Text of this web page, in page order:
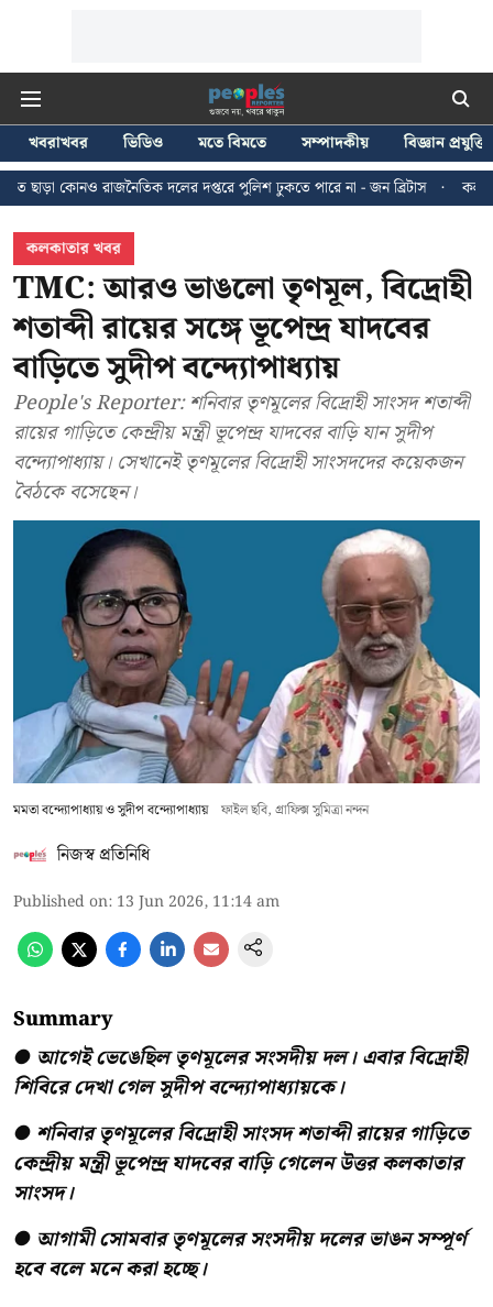
খবরাখবর ভিডিও মতে বিমতে সম্পাদকীয়
বিজ্ঞান প্রযুক্তি
দলের দপ্তরে পুলিশ ঢুকতে পারে না - জন ব্রিটাস
কলকাতায় ২৪ জুলাইয়ের
কলকাতার খবর
TMC: আরও ভাঙলো তৃণমূল, বিদ্রোহী
শতাব্দী রায়ের সঙ্গে ভূপেন্দ্র যাদবের
বাড়িতে সুদীপ বন্দ্যোপাধ্যায়
People's Reporter: শনিবার তৃণমূলের বিদ্রোহী সাংসদ শতাব্দী
রায়ের গাড়িতে কেন্দ্রীয় মন্ত্রী ভূপেন্দ্র যাদবের বাড়ি যান সুদীপ
বন্দ্যোপাধ্যায়। সেখানেই তৃণমূলের বিদ্রোহী সাংসদদের কয়েকজন
বৈঠকে বসেছেন।
মমতা বন্দ্যোপাধ্যায় ও সুদীপ বন্দ্যোপাধ্যায় ফাইল ছবি, গ্রাফিক্স সুমিত্রা নন্দন
নিজস্ব প্রতিনিধি
Published on: 13 Jun 2026, 11:14 am
Summary
● আগেই ভেঙেছিল তৃণমূলের সংসদীয় দল। এবার বিদ্রোহী
শিবিরে দেখা গেল সুদীপ বন্দ্যোপাধ্যায়কে।
● শনিবার তৃণমূলের বিদ্রোহী সাংসদ শতাব্দী রায়ের গাড়িতে
কেন্দ্রীয় মন্ত্রী ভূপেন্দ্র যাদবের বাড়ি গেলেন উত্তর কলকাতার
সাংসদ।
● আগামী সোমবার তৃণমূলের সংসদীয় দলের ভাঙন সম্পূর্ণ
হবে বলে মনে করা হচ্ছে।